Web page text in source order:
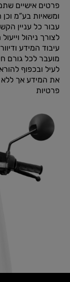
פרטים אישיים
ומשאיות בע”מ
עבור כל עניין
לצורך ניהול
עיבוד המידע
מועבר לכל גורם
לעיל ובכפוף
את המידע אך ללא
פרטיות